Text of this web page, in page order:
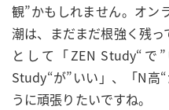
観”かもしれません。オン
潮は、まだまだ根強く残
として「ZEN Study“で
Study“が”いい」、「N高
うに頑張りたいですね。